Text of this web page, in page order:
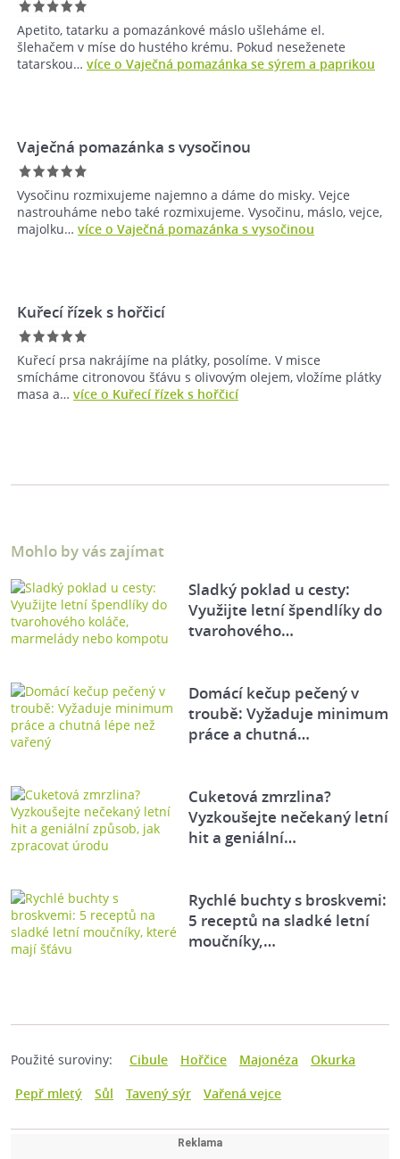
Apetito, tatarku a pomazánkové máslo ušleháme el.
šlehačem v míse do hustého krému. Pokud neseženete
tatarskou… více o Vaječná pomazánka se sýrem a paprikou
Vaječná pomazánka s vysočinou
Vysočinu rozmixujeme najemno a dáme do misky. Vejce
nastrouháme nebo také rozmixujeme. Vysočinu, máslo, vejce,
majolku… více o Vaječná pomazánka s vysočinou
Kuřecí řízek s hořčicí
Kuřecí prsa nakrájíme na plátky, posolíme. V misce
smícháme citronovou šťávu s olivovým olejem, vložíme plátky
masa a… více o Kuřecí řízek s hořčicí
Mohlo by vás zajímat
Sladký poklad u cesty:
Využijte letní špendlíky do
tvarohového…
Domácí kečup pečený v
troubě: Vyžaduje minimum
práce a chutná…
Cuketová zmrzlina?
Vyzkoušejte nečekaný letní
hit a geniální…
Rychlé buchty s broskvemi:
5 receptů na sladké letní
moučníky,…
Použité suroviny: Cibule Hořčice Majonéza
Okurka
Pepř mletý
Sůl Tavený sýr Vařená vejce